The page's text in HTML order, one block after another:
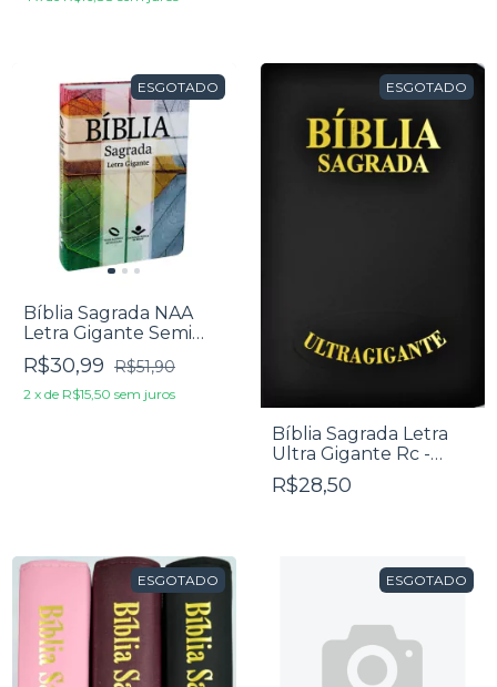
ESGOTADO
Bíblia Sagrada NAA
Letra Gigante Semi
Luxo Cruz
R$30,99 R$51,90
2 x de R$15,50 sem juros
ESGOTADO
Bíblia Sagrada Letra
Ultra Gigante Rc -
Edição De Promessas -
Ziper Preta
R$28,50
ESGOTADO ESGOTADO